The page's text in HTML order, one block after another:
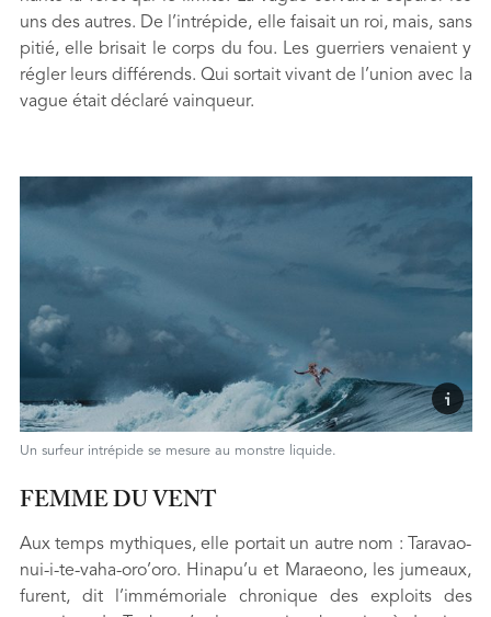
uns des autres. De l’intrépide, elle faisait un roi, mais, sans
pitié, elle brisait le corps du fou. Les guerriers venaient y
régler leurs différends. Qui sortait vivant de l’union avec la
vague était déclaré vainqueur.
Un surfeur intrépide se mesure au monstre liquide.
FEMME DU VENT
Aux temps mythiques, elle portait un autre nom : Taravao-
nui-i-te-vaha-oro’oro. Hinapu’u et Maraeono, les jumeaux,
furent, dit l’immémoriale chronique des exploits des